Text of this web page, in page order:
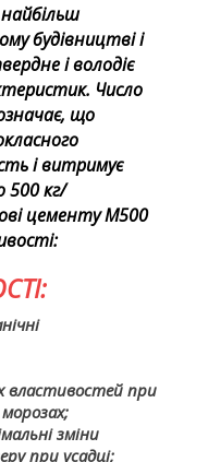
будівництві і
і володіє
Число
що
і витримує
500 кг/
цементу М500
властивостей при
зміни
при усадці;